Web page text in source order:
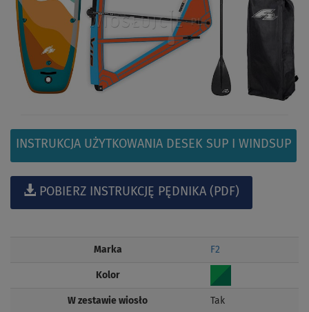
INSTRUKCJA UŻYTKOWANIA DESEK SUP I WINDSUP
POBIERZ INSTRUKCJĘ PĘDNIKA (PDF)
Marka F2
Kolor
W zestawie wiosło Tak